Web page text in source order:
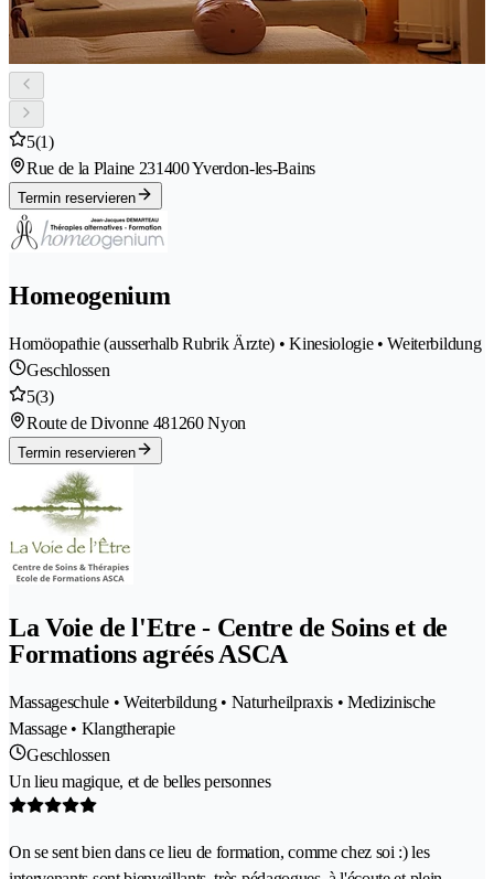
5(1)
Rue de la Plaine 231400 Yverdon-les-Bains
Termin reservieren
Homeogenium
Homöopathie (ausserhalb Rubrik Ärzte) • Kinesiologie • Weiterbildung
Geschlossen
5(3)
Route de Divonne 481260 Nyon
Termin reservieren
La Voie de l'Etre - Centre de Soins et de
Formations agréés ASCA
Massageschule • Weiterbildung • Naturheilpraxis • Medizinische
Massage • Klangtherapie
Geschlossen
Un lieu magique, et de belles personnes
On se sent bien dans ce lieu de formation, comme chez soi :) les